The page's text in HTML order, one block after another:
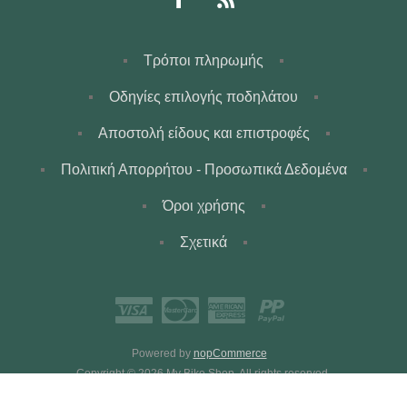
Τρόποι πληρωμής
Οδηγίες επιλογής ποδηλάτου
Αποστολή είδους και επιστροφές
Πολιτική Απορρήτου - Προσωπικά Δεδομένα
Όροι χρήσης
Σχετικά
Powered by nopCommerce
Copyright © 2026 My Bike Shop. All rights reserved.